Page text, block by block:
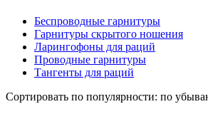
Беспроводные гарнитуры
Гарнитуры скрытого ношения
Ларингофоны для раций
Проводные гарнитуры
Тангенты для раций
Сортировать по популярности: по